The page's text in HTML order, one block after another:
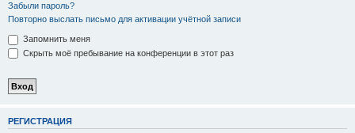
Забыли пароль?
Повторно выслать письмо для активации учётной записи
Запомнить меня
Скрыть моё пребывание на конференции в этот раз
РЕГИСТРАЦИЯ